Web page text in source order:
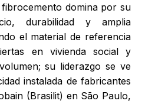
domina por su
durabilidad y amplia
el material de referencia
en vivienda social y
su liderazgo se ve
instalada de fabricantes
(Brasilit) en São Paulo,